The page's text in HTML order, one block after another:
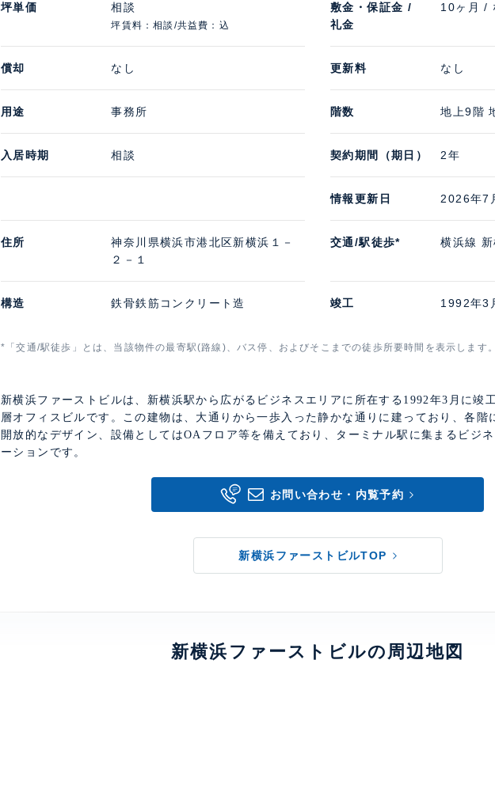
坪単価 相談
坪賃料：相談/共益費：込
敷金・保証金 /
礼金
10ヶ月 /
償却 なし 更新料 なし
用途 事務所 階数 地上9階
入居時期 相談 契約期間（期日） 2年
情報更新日 2026年7
住所
神奈川県横浜市港北区新横浜１－
２－１
交通/駅徒歩* 横浜線
構造 鉄骨鉄筋コンクリート造 竣工 1992年3
*「交通/駅徒歩」とは、当該物件の最寄駅(路線)、バス停、およびそこまでの徒歩所要時間を表示します
新横浜ファーストビルは、新横浜駅から広がるビジネスエリアに所在する1992年3月に竣
層オフィスビルです。この建物は、大通りから一歩入った静かな通りに建っており、各階
開放的なデザイン、設備としてはOAフロア等を備えており、ターミナル駅に集まるビジ
ーションです。
お問い合わせ・内覧予約
新横浜ファーストビルTOP
新横浜ファーストビルの周辺地図